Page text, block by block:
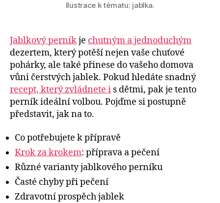
Ilustrace k tématu: jablka.
Jablkový perníkje chutným a jednoduchým
dezertem, který potěší nejen vaše chuťové
pohárky, ale také přinese do vašeho domova
vůni čerstvých jablek. Pokud hledáte snadný
recept, který zvládnete i s dětmi, pak je tento
perník ideální volbou. Pojďme si postupně
představit, jak na to.
Co potřebujete k přípravě
Krok za krokem: příprava a pečení
Různé varianty jablkového perníku
Časté chyby při pečení
Zdravotní prospěch jablek